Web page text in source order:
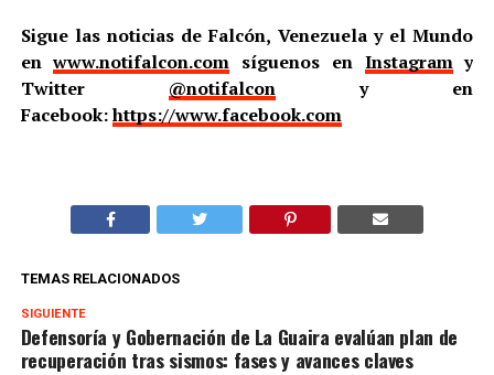
Sigue las noticias de Falcón, Venezuela y el Mundo
enwww.notifalcon.com síguenos en Instagramy
Twitter @notifalcony en
Facebook:https://www.facebook.com
TEMAS RELACIONADOS
SIGUIENTE
Defensoría y Gobernación de La Guaira evalúan plan de
recuperación tras sismos: fases y avances claves